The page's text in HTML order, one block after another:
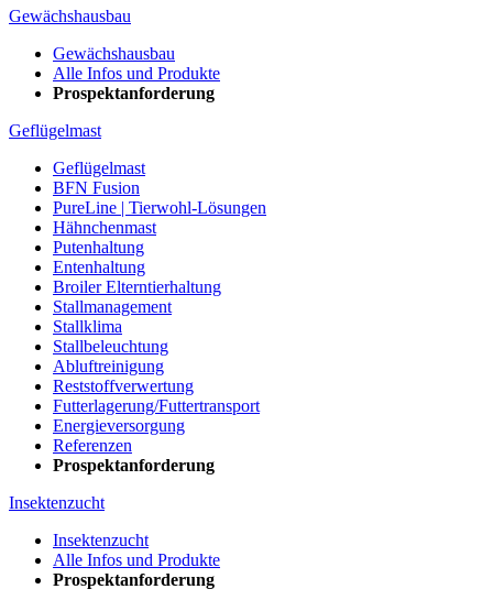
Gewächshausbau
Gewächshausbau
Alle Infos und Produkte
Prospektanforderung
Geflügelmast
Geflügelmast
BFN Fusion
PureLine | Tierwohl-Lösungen
Hähnchenmast
Putenhaltung
Entenhaltung
Broiler Elterntierhaltung
Stallmanagement
Stallklima
Stallbeleuchtung
Abluftreinigung
Reststoffverwertung
Futterlagerung/Futtertransport
Energieversorgung
Referenzen
Prospektanforderung
Insektenzucht
Insektenzucht
Alle Infos und Produkte
Prospektanforderung